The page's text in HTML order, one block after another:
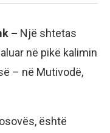
– Një shtetas
në pikë kalimin
– në Mutivodë,
është